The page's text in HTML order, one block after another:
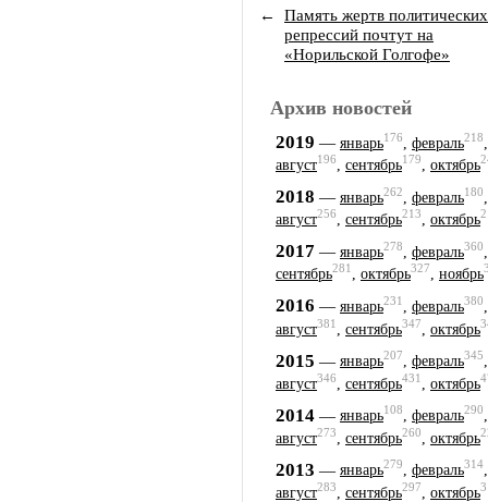
←
Память жертв политических
репрессий почтут на
«Норильской Голгофе»
Архив новостей
2019 — январь176 февраль218
август196, сентябрь179, октябрь
2018 — январь262 февраль180
август256, сентябрь213, октябрь
2017 — январь278 февраль360
сентябрь281, октябрь327, ноябрь
2016 — январь231 февраль380
август381 сентябрь347 октябрь
2015 — январь207, февраль345
август346 сентябрь431 октябрь
2014 — январь108, февраль290
август273 сентябрь260 октябрь
2013 — январь279, февраль314
август283 сентябрь297 октябрь